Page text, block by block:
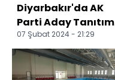
Diyarbakır'da AK
Parti Aday Tanıtım
Toplantısı
düzenlendi
07 Şubat 2024 - 21:29